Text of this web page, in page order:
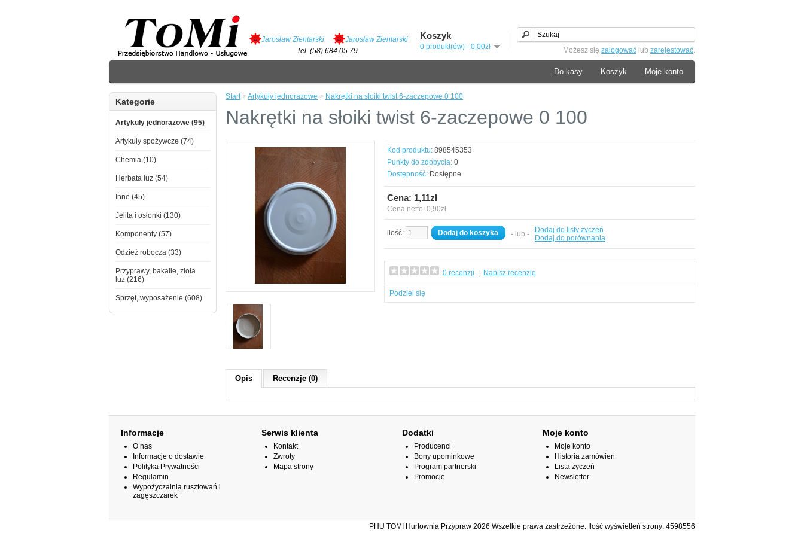
Jarosław Zientarski
Jarosław Zientarski
Tel. (58) 684 05 79
Koszyk
0 produkt(ów) - 0,00zł Możesz się zalogować lub zarejestować.
Moje konto
Koszyk
Do kasy
Kategorie
Artykuły jednorazowe (95)
Artykuły spożywcze (74)
Chemia (10)
Herbata luz (54)
Inne (45)
Jelita i osłonki (130)
Komponenty (57)
Odzież robocza (33)
Przyprawy, bakalie, zioła
luz (216)
Sprzęt, wyposażenie (608)
Start> Artykuły jednorazowe > Nakrętki na słoiki twist 6-zaczepowe 0 100
Nakrętki na słoiki twist 6-zaczepowe 0 100
Kod produktu: 898545353
Punkty do zdobycia: 0
Dostępność: Dostępne
Cena: 1,11zł
Cena netto: 0,90zł
ilość: Dodaj do koszyka - lub -
Dodaj do listy życzeń
Dodaj do porównania
0 recenzji Napisz recenzję
Podziel się
Opis Recenzje (0)
Informacje
O nas
Informacje o dostawie
Polityka Prywatności
Regulamin
Wypożyczalnia rusztowań i
zagęszczarek
Serwis klienta
Kontakt
Zwroty
Mapa strony
Dodatki
Producenci
Bony upominkowe
Program partnerski
Promocje
Moje konto
Moje konto
Historia zamówień
Lista życzeń
Newsletter
PHU TOMI Hurtownia Przypraw 2026 Wszelkie prawa zastrzeżone. Ilość wyświetleń strony: 4598556